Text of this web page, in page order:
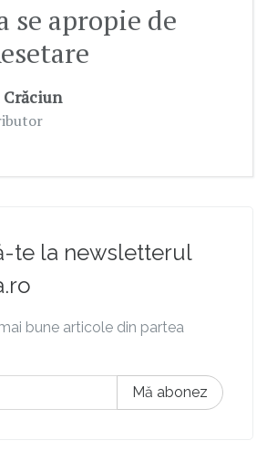
se apropie de
Crăciun
te la newsletterul
bune articole din partea
Mă abonez